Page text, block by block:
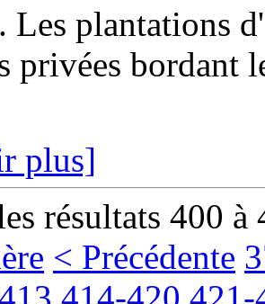
Les plantations
privées bordant
plus]
résultats 400 à
< Précédente